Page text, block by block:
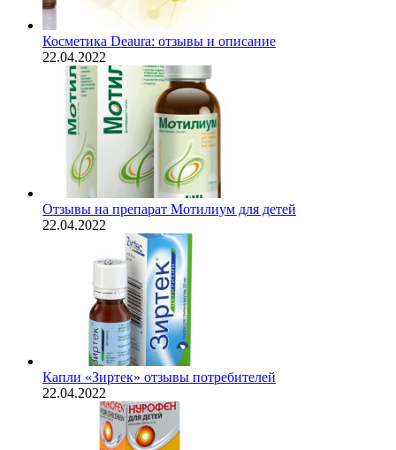
Косметика Deaura: отзывы и описание
22.04.2022
Отзывы на препарат Мотилиум для детей
22.04.2022
Капли «Зиртек» отзывы потребителей
22.04.2022